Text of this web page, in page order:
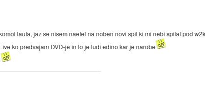
laufa, jaz se nisem naetel na noben novi spil ki mi nebi spilal pod
ko predvajam DVD-je in to je tudi edino kar je narobe